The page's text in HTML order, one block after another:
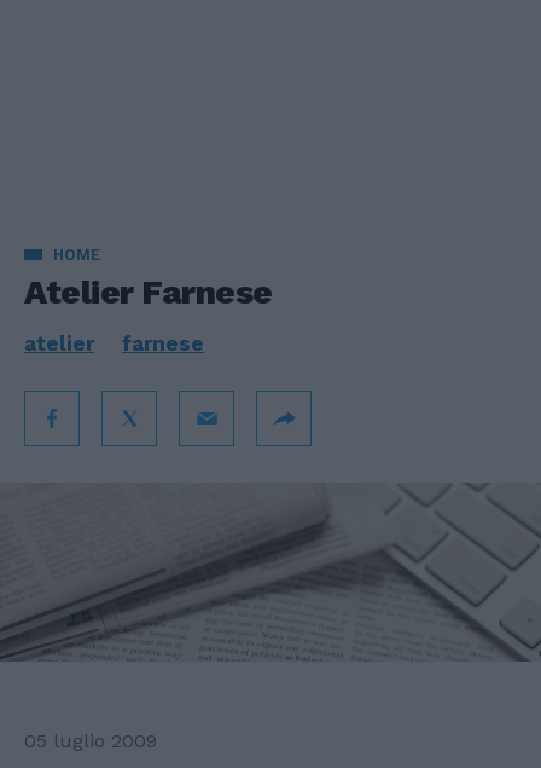
HOME
Atelier Farnese
atelier farnese
05 luglio 2009